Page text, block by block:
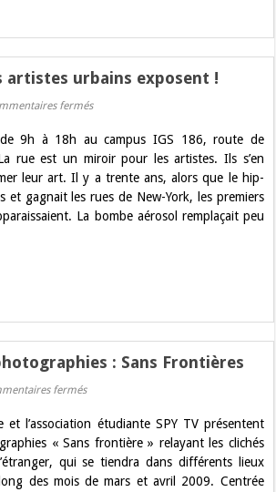
artistes urbains exposent !
ferméssur
grands
artistes
urbains
exposent
!
9h à 18h au campus IGS 186, route de
rue est un miroir pour les artistes. Ils s’en
leur art. Il y a trente ans, alors que le hip-
et gagnait les rues de New-York, les premiers
La bombe aérosol remplaçait peu
: Sans Frontières
ferméssur
photographies
:
Frontières
et l’association étudiante SPY TV présentent
« Sans frontière » relayant les clichés
qui se tiendra dans différents lieux
des mois de mars et avril 2009. Centrée